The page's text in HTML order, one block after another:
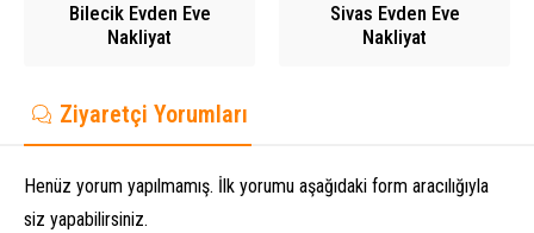
Bilecik Evden Eve
Nakliyat
Sivas Evden Eve
Nakliyat
Ziyaretçi Yorumları
Henüz yorum yapılmamış. İlk yorumu aşağıdaki form aracılığıyla
siz yapabilirsiniz.